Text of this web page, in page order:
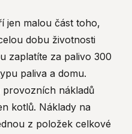
jen malou část toho,
dobu životnosti
zaplatíte za palivo 300
paliva a domu.
nákladů
kotlů. Náklady na
z položek celkové